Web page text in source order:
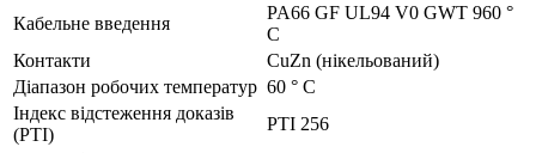
Кабельне введення
PA66 GF UL94 V0 GWT 960 °
C
Контакти
CuZn (нікельований)
Діапазон робочих температур 60 ° С
Індекс відстеження доказів
(PTI)
PTI 256